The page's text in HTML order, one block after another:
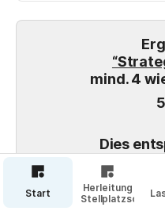
mind. 4
Dies
Start
Herleitung